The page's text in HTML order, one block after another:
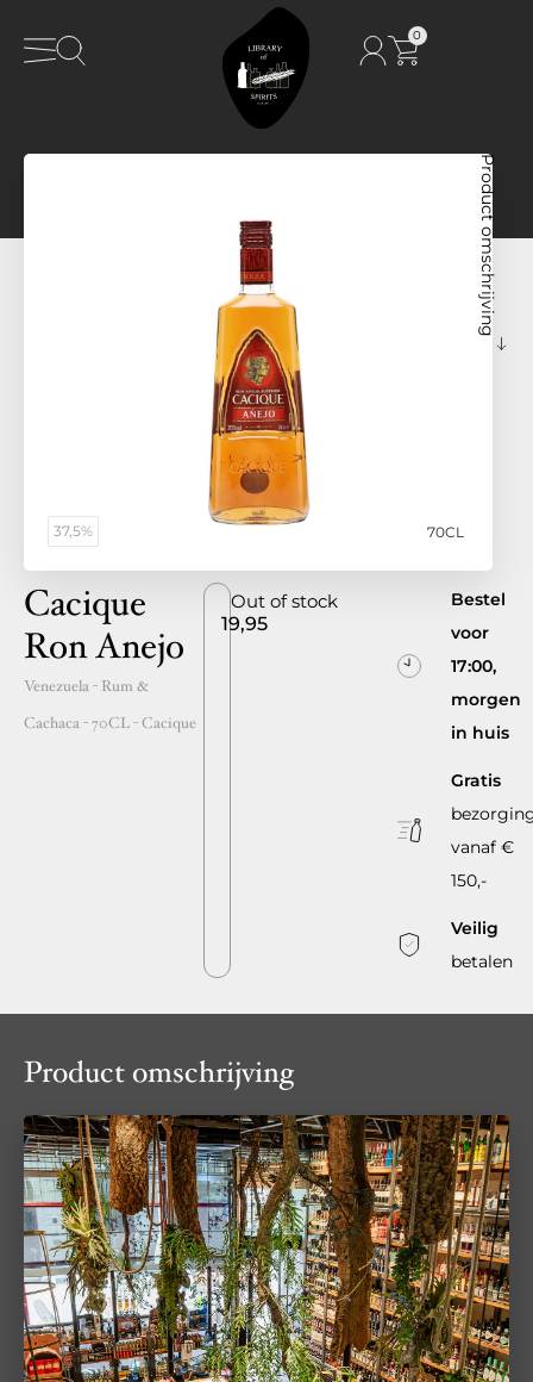
0
37,5% 70CL
Product omschrijving
Cacique
Ron Anejo
Venezuela- Rum &
Cachaca -70CL-Cacique
19,95
Out of stock
Bestel
voor
17:00,
morgen
in huis
Gratis
vanaf €
150,-
Veilig
betalen
Product omschrijving